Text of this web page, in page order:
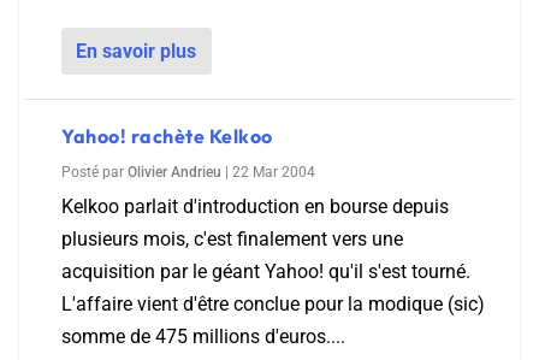
En savoir plus
Yahoo! rachète Kelkoo
Posté par Olivier Andrieu 22 Mar 2004
Kelkoo parlait d'introduction en bourse depuis
plusieurs mois, c'est finalement vers une
acquisition par le géant Yahoo! qu'il s'est tourné.
L'affaire vient d'être conclue pour la modique (sic)
somme de 475 millions d'euros....